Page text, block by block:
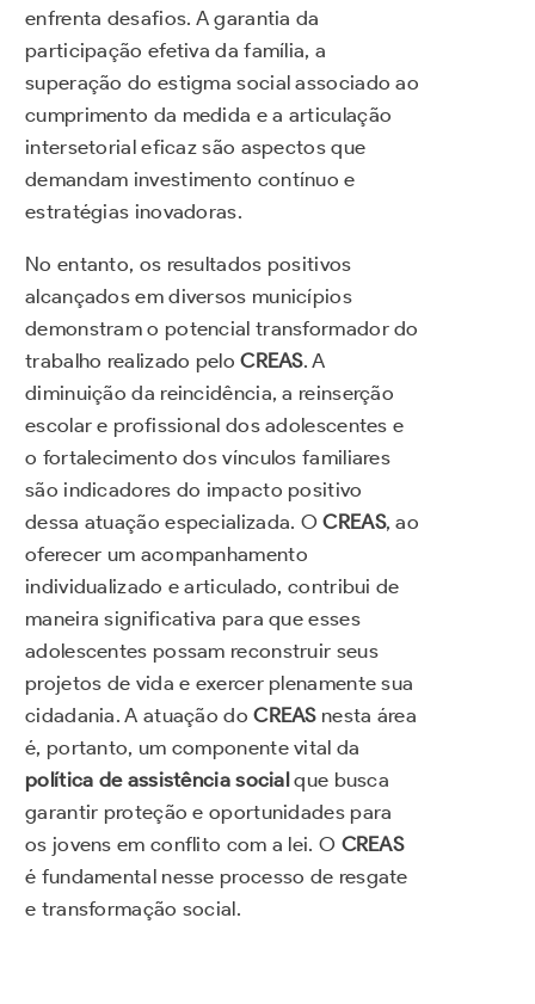
enfrenta desafios. A garantia da
participação efetiva da família, a
superação do estigma social associado ao
cumprimento da medida e a articulação
intersetorial eficaz são aspectos que
demandam investimento contínuo e
estratégias inovadoras.
No entanto, os resultados positivos
alcançados em diversos municípios
demonstram o potencial transformador do
trabalho realizado peloCREAS. A
diminuição da reincidência, a reinserção
escolar e profissional dos adolescentes e
o fortalecimento dos vínculos familiares
são indicadores do impacto positivo
dessa atuação especializada. OCREAS, ao
oferecer um acompanhamento
individualizado e articulado, contribui de
maneira significativa para que esses
adolescentes possam reconstruir seus
projetos de vida e exercer plenamente sua
cidadania. A atuação doCREASnesta área
é, portanto, um componente vital da
política de assistência social que busca
garantir proteção e oportunidades para
os jovens em conflito com a lei. O CREAS
é fundamental nesse processo de resgate
e transformação social.